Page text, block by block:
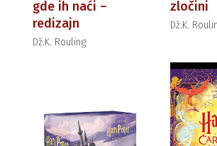
gde ih naći –
redizajn
Dž.K. Rouling
zločini
Dž.K.